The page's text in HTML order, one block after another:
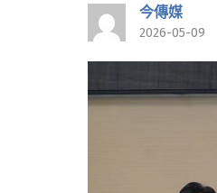
今傳媒
2026-05-09